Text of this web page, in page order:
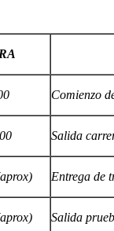
Comienzo
Salida
Entrega de
Salida